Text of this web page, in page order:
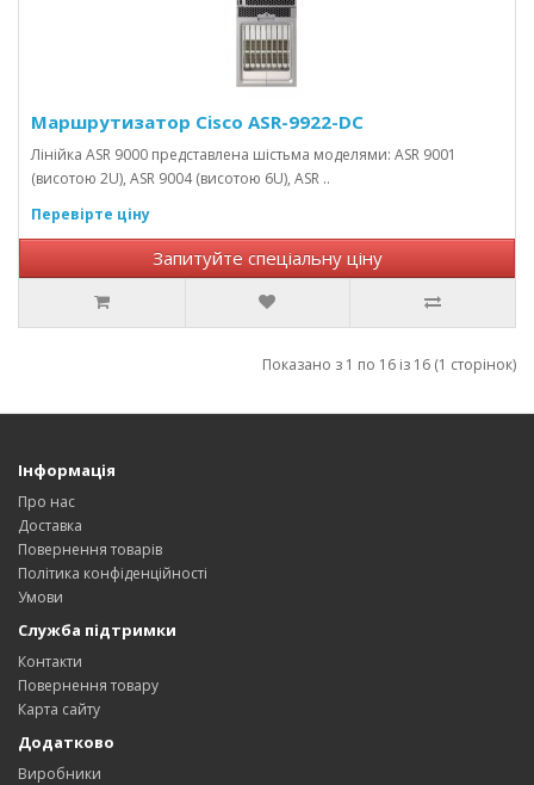
Маршрутизатор Cisco ASR-9922-DC
Лінійка ASR 9000 представлена ​​шістьма моделями: ASR 9001
(висотою 2U), ASR 9004 (висотою 6U), ASR ..
Перевірте ціну
Запитуйте спеціальну ціну
Показано з 1 по 16 із 16 (1 сторінок)
Інформація
Про нас
Доставка
Повернення товарів
Політика конфіденційності
Умови
Служба підтримки
Контакти
Повернення товару
Карта сайту
Додатково
Виробники